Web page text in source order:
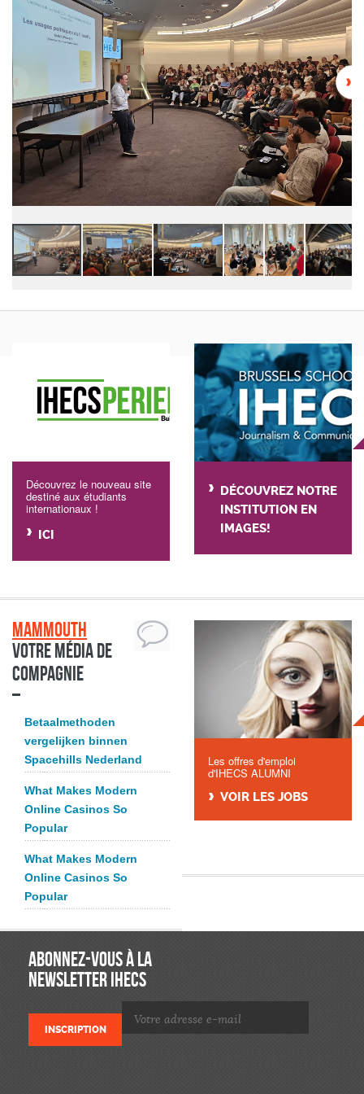
Découvrez le nouveau site
destiné aux étudiants
internationaux !
ICI
DÉCOUVREZ NOTRE
INSTITUTION EN
IMAGES!
Mammouth
Votre média de
compagnie
Betaalmethoden
vergelijken binnen
Spacehills Nederland
What Makes Modern
Online Casinos So
Popular
What Makes Modern
Online Casinos So
Popular
Les offres d'emploi
d'IHECS ALUMNI
VOIR LES JOBS
ABONNEZ-VOUS À LA
NEWSLETTER IHECS